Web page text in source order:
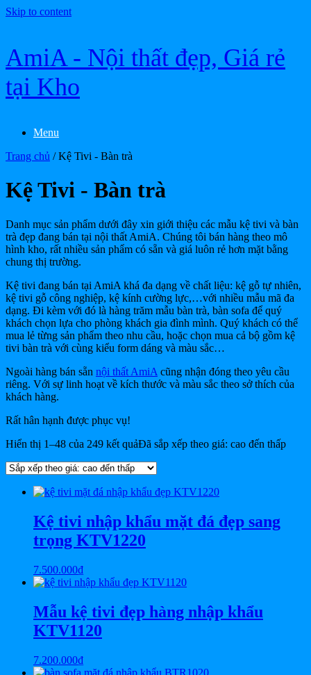
Skip to content
AmiA - Nội thất đẹp, Giá rẻ
tại Kho
Menu
Trang chủ / Kệ Tivi - Bàn trà
Kệ Tivi - Bàn trà
Danh mục sản phẩm dưới đây xin giới thiệu các mẫu kệ tivi và bàn
trà đẹp đang bán tại nội thất AmiA. Chúng tôi bán hàng theo mô
hình kho, rất nhiều sản phẩm có sẵn và giá luôn rẻ hơn mặt bằng
chung thị trường.
Kệ tivi đang bán tại AmiA khá đa dạng về chất liệu: kệ gỗ tự nhiên,
kệ tivi gỗ công nghiệp, kệ kính cường lực,…với nhiều mẫu mã đa
dạng. Đi kèm với đó là hàng trăm mẫu bàn trà, bàn sofa để quý
khách chọn lựa cho phòng khách gia đình mình. Quý khách có thể
mua lẻ từng sản phẩm theo nhu cầu, hoặc chọn mua cả bộ gồm kệ
tivi bàn trà với cùng kiểu form dáng và màu sắc…
Ngoài hàng bán sẵn nội thất AmiA cũng nhận đóng theo yêu cầu
riêng. Với sự linh hoạt về kích thước và màu sắc theo sở thích của
khách hàng.
Rất hân hạnh được phục vụ!
Hiển thị 1–48 của 249 kết quảĐã sắp xếp theo giá: cao đến thấp
Kệ tivi nhập khẩu mặt đá đẹp sang
trọng KTV1220
7.500.000₫
Mẫu kệ tivi đẹp hàng nhập khẩu
KTV1120
7.200.000₫